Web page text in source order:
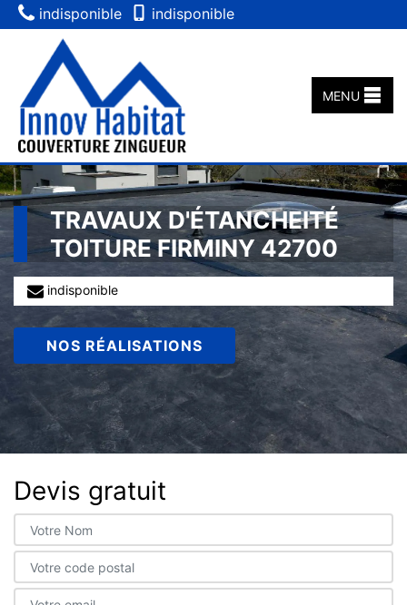
indisponible indisponible
MENU
TRAVAUX D'ÉTANCHEITÉ
TOITURE FIRMINY 42700
indisponible
NOS RÉALISATIONS
Devis gratuit